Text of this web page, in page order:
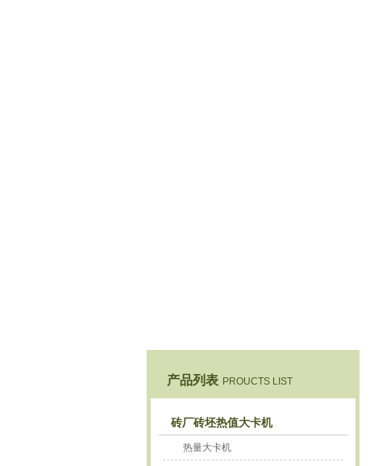
产品列表 PROUCTS LIST
砖厂砖坯热值大卡机
热量大卡机